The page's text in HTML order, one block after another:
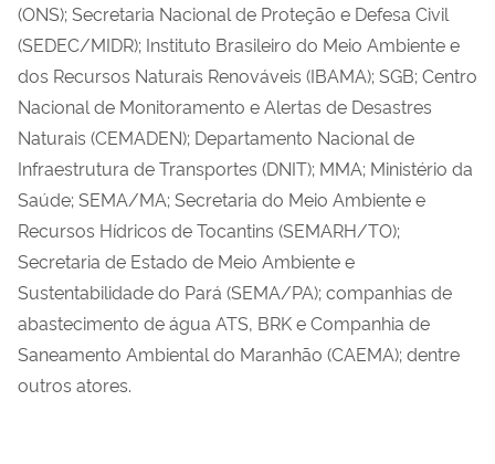
(ONS); Secretaria Nacional de Proteção e Defesa Civil
(SEDEC/MIDR); Instituto Brasileiro do Meio Ambiente e
dos Recursos Naturais Renováveis (IBAMA); SGB; Centro
Nacional de Monitoramento e Alertas de Desastres
Naturais (CEMADEN); Departamento Nacional de
Infraestrutura de Transportes (DNIT); MMA; Ministério da
Saúde; SEMA/MA; Secretaria do Meio Ambiente e
Recursos Hídricos de Tocantins (SEMARH/TO);
Secretaria de Estado de Meio Ambiente e
Sustentabilidade do Pará (SEMA/PA); companhias de
abastecimento de água ATS, BRK e Companhia de
Saneamento Ambiental do Maranhão (CAEMA); dentre
outros atores.